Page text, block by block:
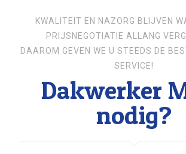
KWALITEIT EN NAZORG BLIJVEN
PRIJSNEGOTIATIE ALLANG
DAAROM GEVEN WE U STEEDS DE
SERVICE!
Dakwerker
nodig?